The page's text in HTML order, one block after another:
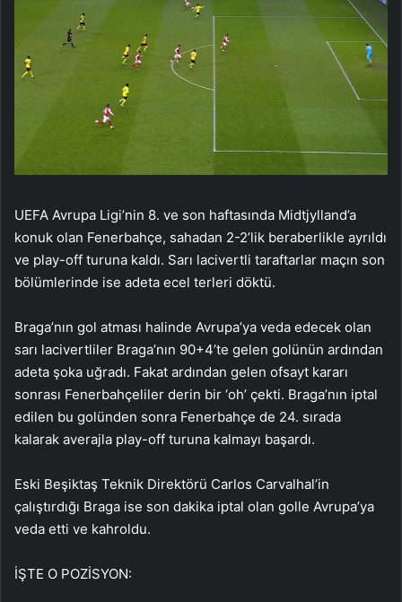
UEFA Avrupa Ligi’nin 8. ve son haftasında Midtjylland’a
konuk olan Fenerbahçe, sahadan 2-2’lik beraberlikle ayrıldı
ve play-off turuna kaldı. Sarı lacivertli taraftarlar maçın son
bölümlerinde ise adeta ecel terleri döktü.
Braga’nın gol atması halinde Avrupa’ya veda edecek olan
sarı lacivertliler Braga’nın 90+4’te gelen golünün ardından
adeta şoka uğradı. Fakat ardından gelen ofsayt kararı
sonrası Fenerbahçeliler derin bir ‘oh’ çekti. Braga’nın iptal
edilen bu golünden sonra Fenerbahçe de 24. sırada
kalarak averajla play-off turuna kalmayı başardı.
Eski Beşiktaş Teknik Direktörü Carlos Carvalhal’in
çalıştırdığı Braga ise son dakika iptal olan golle Avrupa’ya
veda etti ve kahroldu.
İŞTE O POZİSYON: